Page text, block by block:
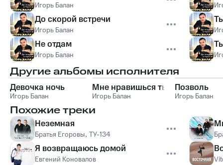
Игорь Балан
До скорой встречи
Игорь Балан
Не отдам
Игорь Балан
Другие альбомы исполнителя
Девочка ночь
Игорь Балан
Мне нравишься ты
Игорь Балан
Позволь
Игорь Балан
Похожие треки
Неземная
Братья Егоровы, ТУ-134
Я возвращаюсь домой
Евгений Коновалов